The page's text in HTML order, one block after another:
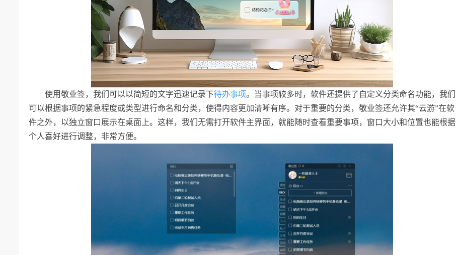
使用敬业签，我们可以以简短的文字迅速记录下待办事项。当事项较多时，软件还提供了自定义分类命名功能，我们
可以根据事项的紧急程度或类型进行命名和分类，使得内容更加清晰有序。对于重要的分类，敬业签还允许其“云游”在软
件之外，以独立窗口展示在桌面上。这样，我们无需打开软件主界面，就能随时查看重要事项，窗口大小和位置也能根据
个人喜好进行调整，非常方便。